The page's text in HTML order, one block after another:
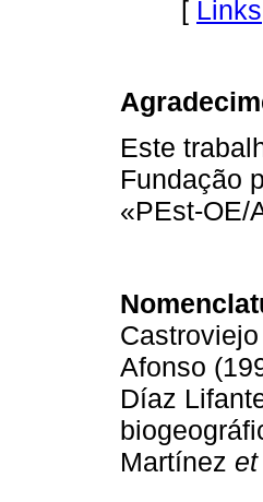
[ Links
Este
Fundação
«PEst-OE/
Castroviejo
Afonso
Díaz
Martínez et